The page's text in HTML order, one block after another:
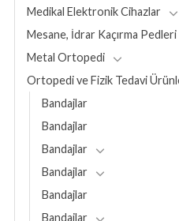
Medikal Elektronik Cihazlar
Mesane, İdrar Kaçırma Pedleri
Metal Ortopedi
Ortopedi ve Fizik Tedavi
Bandajlar
Bandajlar
Bandajlar
Bandajlar
Bandajlar
Bandajlar